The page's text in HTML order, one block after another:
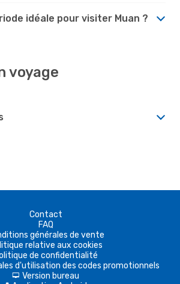
idéale pour visiter Muan ?
voyage
Contact
FAQ
générales de vente
relative aux cookies
de confidentialité
d'utilisation des codes promotionnels
d Version bureau